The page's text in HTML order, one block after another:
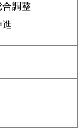
合調整
進